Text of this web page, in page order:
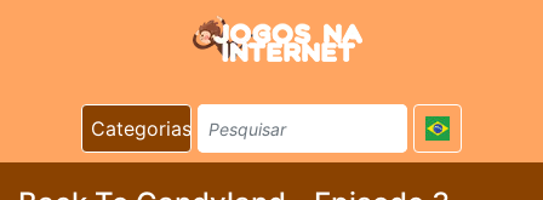
Categorias